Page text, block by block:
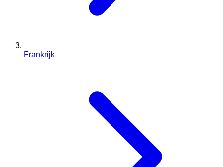
Frankrijk